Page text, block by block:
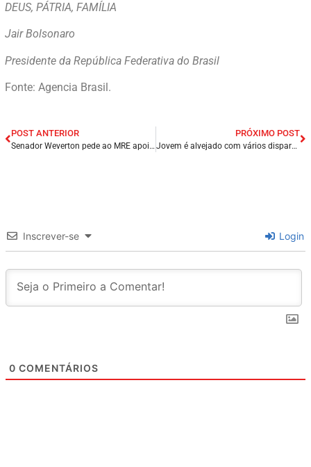
DEUS, PÁTRIA, FAMÍLIA
Jair Bolsonaro
Presidente da República Federativa do Brasil
Fonte: Agencia Brasil.
POST ANTERIOR
Senador Weverton pede ao MRE apoio aos familiares das vítimas de naufrágio; tripulantes de Turilândia estavam na embarcação.
PRÓXIMO POST
Jovem é alvejado com vários disparos de arma de fogo no centro de Balsas/MA.
Inscrever-se Login
0 COMENTÁRIOS